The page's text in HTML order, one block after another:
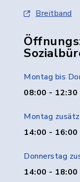
Breitband
Montag bis
08:00 - 12:30
Montag
14:00 - 16:00
Donnerstag
14:00 - 18:00